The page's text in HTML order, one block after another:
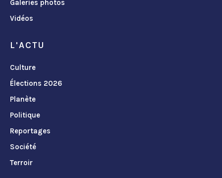
Galeries photos
Vidéos
L'ACTU
Culture
Élections 2026
Planète
Politique
Reportages
Société
Terroir